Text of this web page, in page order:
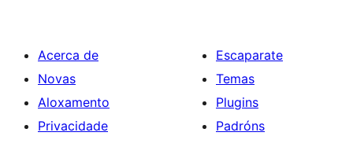
Acerca de
Novas
Aloxamento
Privacidade
Escaparate
Temas
Plugins
Padróns